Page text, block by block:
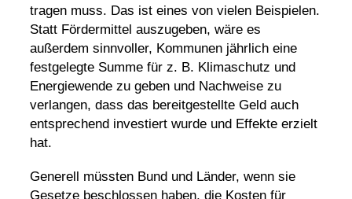
tragen muss. Das ist eines von vielen Beispielen.
Statt Fördermittel auszugeben, wäre es
außerdem sinnvoller, Kommunen jährlich eine
festgelegte Summe für z. B. Klimaschutz und
Energiewendezu geben und Nachweise zu
verlangen, dass das bereitgestellte Geld auch
entsprechend investiert wurde und Effekte erzielt
hat.
Generell müssten Bund und Länder, wenn sie
Gesetze beschlossen haben, die Kosten für